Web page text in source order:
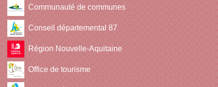
Communauté de communes
Conseil départemental 87
Région Nouvelle-Aquitaine
Office de tourisme